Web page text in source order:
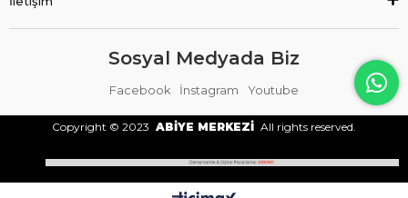
Sosyal Medyada Biz
Facebook İnstagram Youtube
Copyright © 2023 ABİYE MERKEZİ All rights reserved.